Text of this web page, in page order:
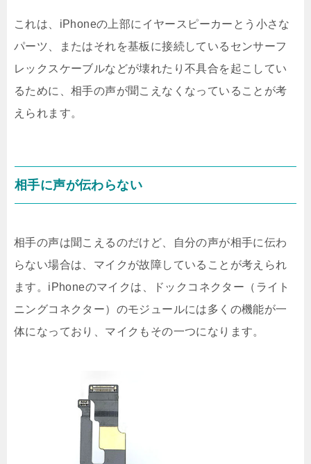
これは、iPhoneの上部にイヤースピーカーとう小さな
パーツ、またはそれを基板に接続しているセンサーフ
レックスケーブルなどが壊れたり不具合を起こしてい
るために、相手の声が聞こえなくなっていることが考
えられます。
相手に声が伝わらない
相手の声は聞こえるのだけど、自分の声が相手に伝わ
らない場合は、マイクが故障していることが考えられ
ます。iPhoneのマイクは、ドックコネクター（ライト
ニングコネクター）のモジュールには多くの機能が一
体になっており、マイクもその一つになります。